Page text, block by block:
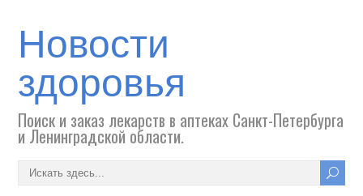
Новости
здоровья
Поиск и заказ лекарств в аптеках Санкт-Петербурга
и Ленинградской области.